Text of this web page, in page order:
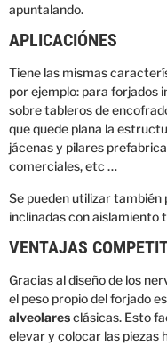
apuntalando.
APLICACIÓNES
Tiene las mismas
por ejemplo: para forjados
sobre tableros de
que quede plana la
jácenas y pilares
comerciales, etc …
Se pueden utilizar
inclinadas con aislamiento
VENTAJAS
Gracias al diseño de los
el peso propio del forjado
alveolaresclásicas. Esto
elevar y colocar las piezas